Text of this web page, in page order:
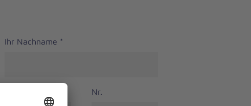
Ihr Nachname *
Nr.